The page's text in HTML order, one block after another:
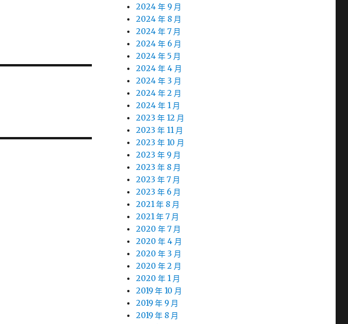
2024 年 9 月
2024 年 8 月
2024 年 7 月
2024 年 6 月
2024 年 5 月
2024 年 4 月
2024 年 3 月
2024 年 2 月
2024 年 1 月
2023 年 12 月
2023 年 11 月
2023 年 10 月
2023 年 9 月
2023 年 8 月
2023 年 7 月
2023 年 6 月
2021 年 8 月
2021 年 7 月
2020 年 7 月
2020 年 4 月
2020 年 3 月
2020 年 2 月
2020 年 1 月
2019 年 10 月
2019 年 9 月
2019 年 8 月